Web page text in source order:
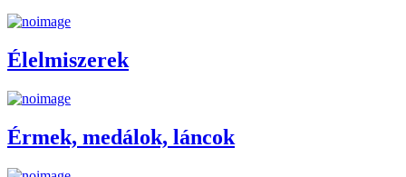
Élelmiszerek
Érmek, medálok, láncok